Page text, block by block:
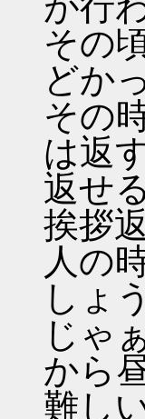
その
どか
その
は返す
返せ
挨拶
人の
しょ
じゃ
から
難し